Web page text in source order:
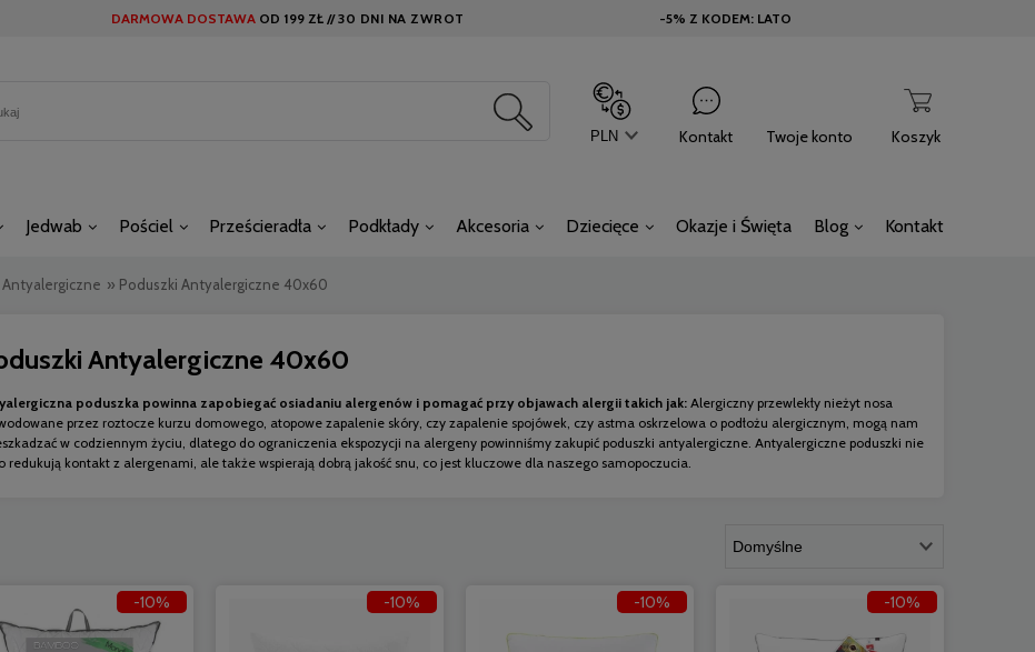
DARMOWA DOSTAWA OD 199 ZŁ //30 DNI NA ZWROT -5% Z KODEM: LATO
Koszyk
Kontakt Twoje konto
Jedwab Pościel Prześcieradła Podkłady Akcesoria Dziecięce Okazje i Święta Blog Kontakt
Antyalergiczne » Poduszki Antyalergiczne 40x60
Antyalergiczne 40x60
poduszka powinna zapobiegać osiadaniu alergenów i pomagać przy objawach alergii takich jak: Alergiczny przewlekły nieżyt nosa
przez roztocze kurzu domowego, atopowe zapalenie skóry, czy zapalenie spojówek, czy astma oskrzelowa o podłożu alergicznym, mogą nam
w codziennym życiu, dlatego do ograniczenia ekspozycji na alergeny powinniśmy zakupić poduszki antyalergiczne. Antyalergiczne poduszki nie
redukują kontakt z alergenami, ale także wspierają dobrą jakość snu, co jest kluczowe dla naszego samopoczucia.
-10% -10% -10% -10%